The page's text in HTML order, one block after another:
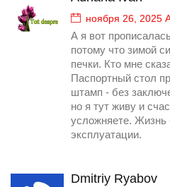
ноября 26, 2025
А я вот
потому что зимой
печки. Кто мне
Паспортный стол
штамп - без
но я тут живу и
усложняете. Жизнь
эксплуатации.
Dmitriy Ryabov